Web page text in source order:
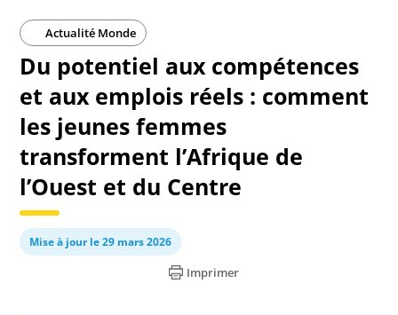
Actualité Monde
Du potentiel aux compétences
et aux emplois réels : comment
les jeunes femmes
transforment l’Afrique de
l’Ouest et du Centre
Mise à jour le 29 mars 2026
Imprimer